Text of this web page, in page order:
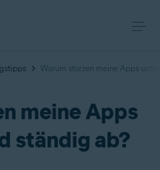
Warum stürzen meine Apps
meine Apps
ständig ab?